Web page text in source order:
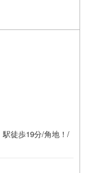
徒歩19分/角地！/